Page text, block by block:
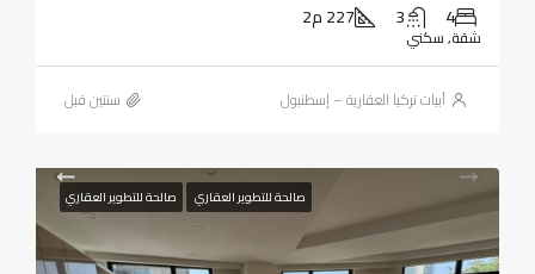
4
3 227 م2
شقة, سكني
أبيات تركيا العقارية – إسطنبول ‏سنتين قبل
صالحة للتطوير العقاري صالحة للتطوير العقاري